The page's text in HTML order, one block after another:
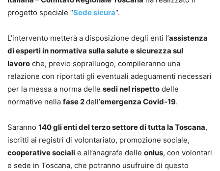
progetto speciale “Sede sicura“.
L’intervento metterà a disposizione degli enti l’assistenza
di esperti in normativa sulla salute e sicurezza sul
lavoro che, previo sopralluogo, compileranno una
relazione con riportati gli eventuali adeguamenti necessari
per la messa a norma delle sedi nel rispetto delle
normative nella fase 2dell’emergenza Covid-19.
Saranno 140 gli enti del terzo settore di tutta la Toscana,
iscritti ai registri di volontariato, promozione sociale,
cooperative sociali e all’anagrafe delle onlus, con volontari
e sede in Toscana, che potranno usufruire di questo